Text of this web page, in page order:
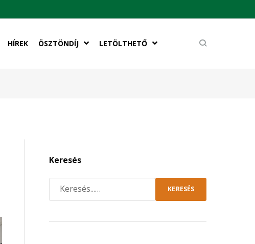
HÍREK ÖSZTÖNDÍJ LETÖLTHETŐ
Keresés
KERESÉS